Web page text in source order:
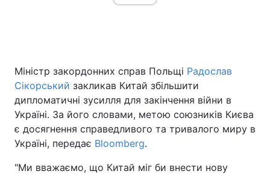
Міністр закордонних справ Польщі Радослав
Сікорський закликав Китай збільшити
дипломатичні зусилля для закінчення війни в
Україні. За його словами, метою союзників Києва
є досягнення справедливого та тривалого миру в
Україні, передає Bloomberg.
"Ми вважаємо, що Китай міг би внести нову